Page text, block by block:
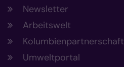
Newsletter
Arbeitswelt
Kolumbienpartnerschaft
Umweltportal